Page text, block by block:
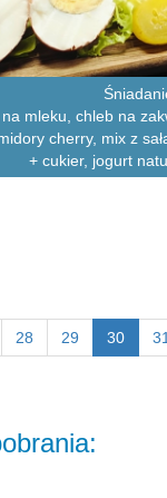
mleku, chleb na
cherry, mix z
+ cukier, jogurt
28 29 30